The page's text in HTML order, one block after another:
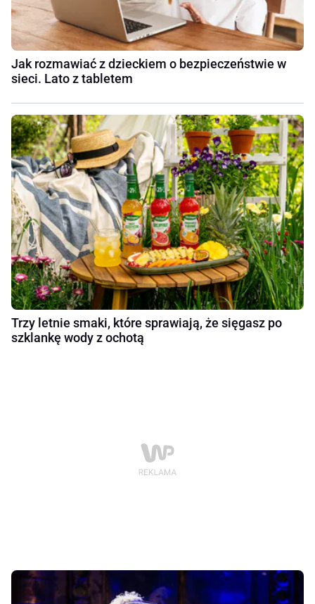
Jak rozmawiać z dzieckiem o bezpieczeństwie w
sieci. Lato z tabletem
Trzy letnie smaki, które sprawiają, że sięgasz po
szklankę wody z ochotą